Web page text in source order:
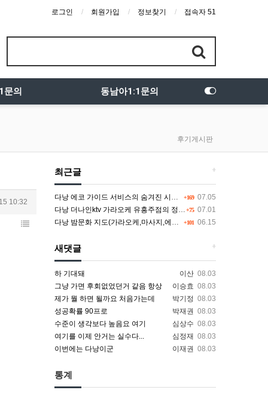
로그인 회원가입 정보찾기 접속자 51
문의 동남아1:1문의
후기게시판
10:32
+
최근글
+169 07.05
다낭 에코 가이드 서비스의 숨겨진 시스템과 다채로운 인력 풀의 진실
+75 07.01
다낭 더나인ktv 가라오케 유흥주점의 정석을 찾고 있다면 여기
+101 06.15
다낭 밤문화 지도(가라오케,마사지,에코걸,토킹바,클럽) 유흥별 가격 및 후기공유
+
새댓글
이산 08.03
하 기대돼
이승효 08.03
그냥 가면 후회없었던거 같음 항상
박기정 08.03
제가 뭘 하면 될까요 처음가는데
박재권 08.03
성공확률 90프로
심상수 08.03
수준이 생각보다 높음요 여기
심정재 08.03
여기를 이제 안거는 실수다...
이재권 08.03
이번에는 다낭이군
통계